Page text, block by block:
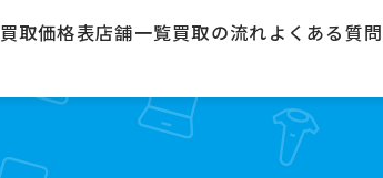
買取価格表店舗一覧買取の流れよくある質問